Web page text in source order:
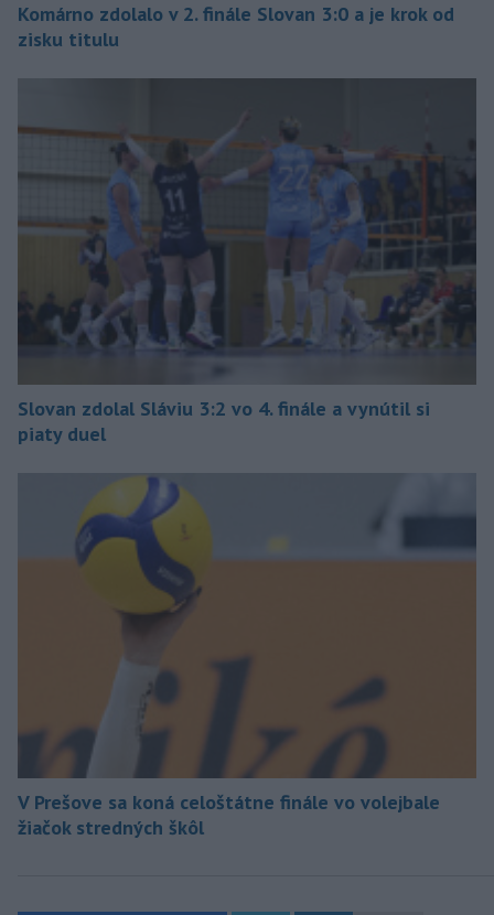
Komárno zdolalo v 2. finále Slovan 3:0 a je krok od
zisku titulu
Slovan zdolal Sláviu 3:2 vo 4. finále a vynútil si
piaty duel
V Prešove sa koná celoštátne finále vo volejbale
žiačok stredných škôl